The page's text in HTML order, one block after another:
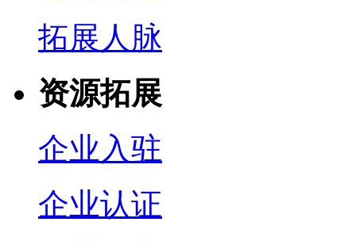
拓展人脉
资源拓展
企业入驻
企业认证